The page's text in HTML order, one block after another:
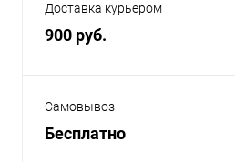
Доставка курьером
900 руб.
Самовывоз
Бесплатно